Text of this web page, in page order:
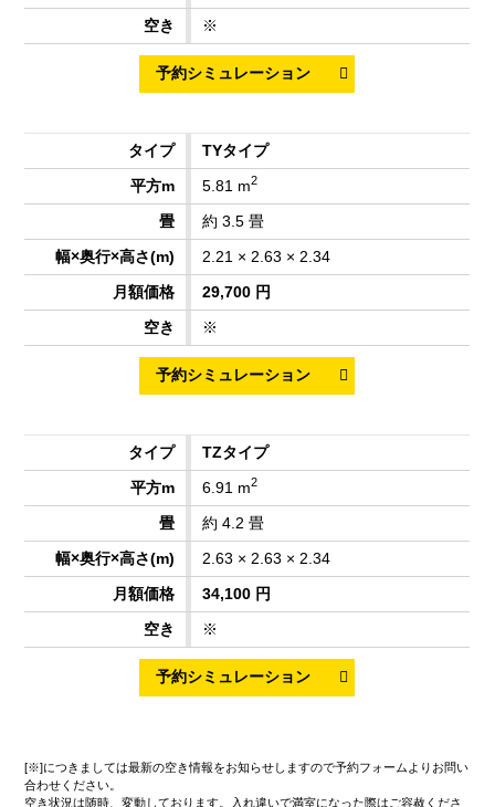
※
TYタイプ
5.81 m2
約 3.5 畳
2.21 × 2.63 × 2.34
29,700 円
※
TZタイプ
6.91 m2
約 4.2 畳
2.63 × 2.63 × 2.34
34,100 円
※
[※]につきましては最新の空き情報をお知らせしますので予約フォームよりお問い
合わせください。
空き状況は随時、変動しております。入れ違いで満室になった際はご容赦くださ